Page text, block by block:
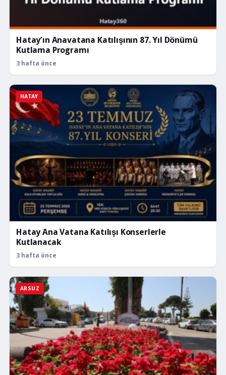
Hatay’ın Anavatana Katılışının 87. Yıl Dönümü
Kutlama Programı
3 hafta önce
HATAY
Hatay Ana Vatana Katılışı Konserlerle
Kutlanacak
3 hafta önce
ARSUZ